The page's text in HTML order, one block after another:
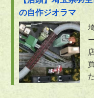
の自作ジオラマ